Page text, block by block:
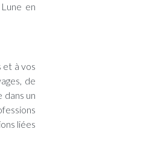
en
et à vos
de
dans un
liées